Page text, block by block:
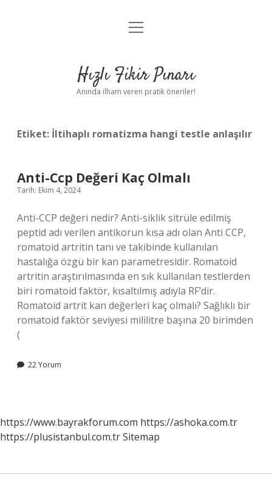
Anasayfa
Yasal Uyarı
menüyü
Hızlı Fikir Pınarı
Anında ilham veren pratik öneriler!
Etiket: İltihaplı romatizma hangi testle anlaşılır
Anti-Ccp Değeri Kaç Olmalı
Tarih: Ekim 4, 2024
Anti-CCP değeri nedir? Anti-siklik sitrüle edilmiş
peptid adı verilen antikorun kısa adı olan Anti CCP,
romatoid artritin tanı ve takibinde kullanılan
hastalığa özgü bir kan parametresidir. Romatoid
artritin araştırılmasında en sık kullanılan testlerden
biri romatoid faktör, kısaltılmış adıyla RF’dir.
Romatoid artrit kan değerleri kaç olmalı? Sağlıklı bir
romatoid faktör seviyesi mililitre başına 20 birimden
(
22 Yorum
https://www.bayrakforum.com https://ashoka.com.tr
https://plusistanbul.com.trSitemap